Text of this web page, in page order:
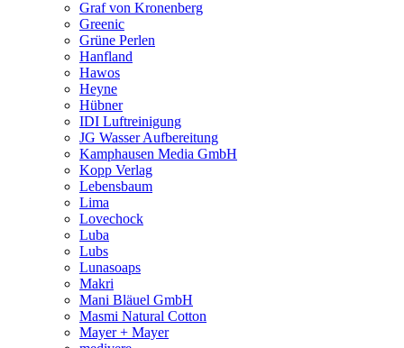
Graf von Kronenberg
Greenic
Grüne Perlen
Hanfland
Hawos
Heyne
Hübner
IDI Luftreinigung
JG Wasser Aufbereitung
Kamphausen Media GmbH
Kopp Verlag
Lebensbaum
Lima
Lovechock
Luba
Lubs
Lunasoaps
Makri
Mani Bläuel GmbH
Masmi Natural Cotton
Mayer + Mayer